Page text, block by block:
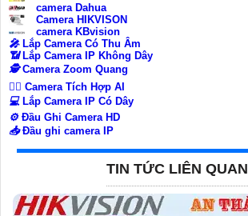
camera Dahua
Camera HIKVISON
camera KBvision
️🎤️ Lắp Camera Có Thu Âm
📶 Lắp Camera IP Không Dây
🕵️Camera Zoom Quang
🧛‍♀️ Camera Tích Hợp AI
💻Lắp Camera IP Có Dây
⚙️Đầu Ghi Camera HD
📥Đầu ghi camera IP
TIN TỨC LIÊN QUAN